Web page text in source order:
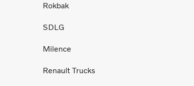
Rokbak
SDLG
Milence
Renault Trucks